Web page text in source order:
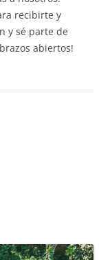
recibirte y
y sé parte de
abiertos!